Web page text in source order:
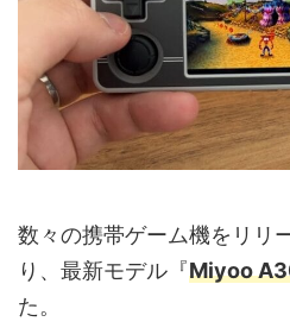
数々の携帯ゲーム機をリリ
り、最新モデル『Miyoo
た。